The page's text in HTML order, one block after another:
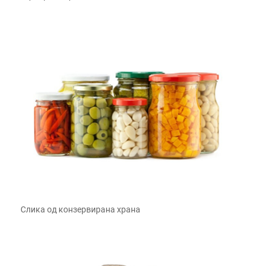
Слика од конзервирана храна